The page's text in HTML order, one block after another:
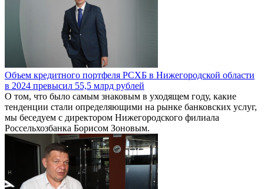
Объем кредитного портфеля РСХБ в Нижегородской области
в 2024 превысил 55,5 млрд рублей
О том, что было самым знаковым в уходящем году, какие
тенденции стали определяющими на рынке банковских услуг,
мы беседуем с директором Нижегородского филиала
Россельхозбанка Борисом Зоновым.